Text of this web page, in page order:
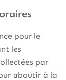
pour le
les
par
aboutir à la